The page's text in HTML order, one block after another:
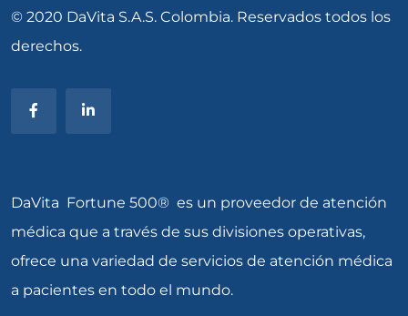
© 2020 DaVita S.A.S. Colombia. Reservados todos los
derechos.
DaVita Fortune 500® es un proveedor de atención
médica que a través de sus divisiones operativas,
ofrece una variedad de servicios de atención médica
a pacientes en todo el mundo.